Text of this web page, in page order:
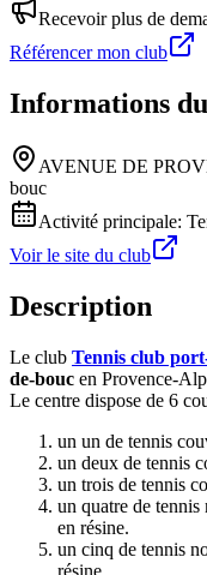
Recevoir plus de
Référencer mon club
Informations
AVENUE DE
bouc
Activité principale:
Voir le site du club
Description
Le club Tennis club
de-bouc en Provence-
Le centre dispose de 6
un un de tennis
un deux de tennis
un trois de tennis
un quatre de
en résine.
un cinq de tennis
résine.